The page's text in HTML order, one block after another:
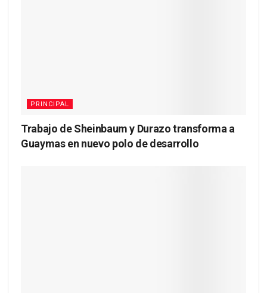
PRINCIPAL
Trabajo de Sheinbaum y Durazo transforma a
Guaymas en nuevo polo de desarrollo